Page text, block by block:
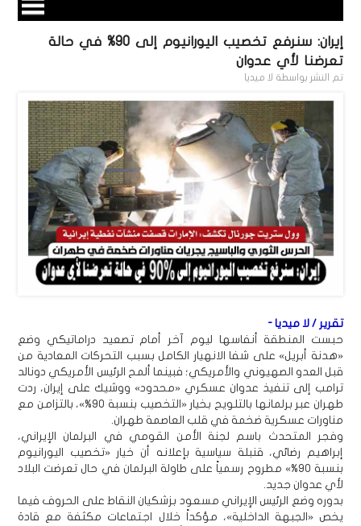
إيران: سنرفع تخصيب اليورانيوم إلى 90% في حالة
تعرضنا لأي عدوان
تم النشر بواسطة لا ميديا
تقرير / لا ميديا -
حبست المنطقة أنفاسها ليوم آخر أمام تصعيد دراماتيكي وضع
«هدنة أبريل» على شفا الانهيار الكامل بسبب التحركات المعادية من
قبل العدو الصهيوني والأمريكي؛ فبينما ألمح الرئيس الأمريكي دونالد
ترامب إلى تنفيذ عدوان عسكري «محدود» ووشيك على إيران، ردت
طهران عبر برلمانها بالتلويح بخيار «التخصيب بنسبة 90%»، بالتزامن مع
مناورات عسكرية ضخمة في قلب العاصمة طهران.
وفجر المتحدث باسم لجنة الأمن القومي في البرلمان الإيراني،
إبراهيم رضائي، قنبلة سياسية بإعلانه أن خيار «تخصيب اليورانيوم
بنسبة 90%» مطروح رسمياً على طاولة البرلمان في حال تعرضت البلاد
لأي عدوان جديد.
بدوره وضع الرئيس الإيراني مسعود بزشكيان النقاط على الحروف فيما
يخص «الجبهة الداخلية»، مؤكداً خلال اجتماعات مكثفة مع قادة